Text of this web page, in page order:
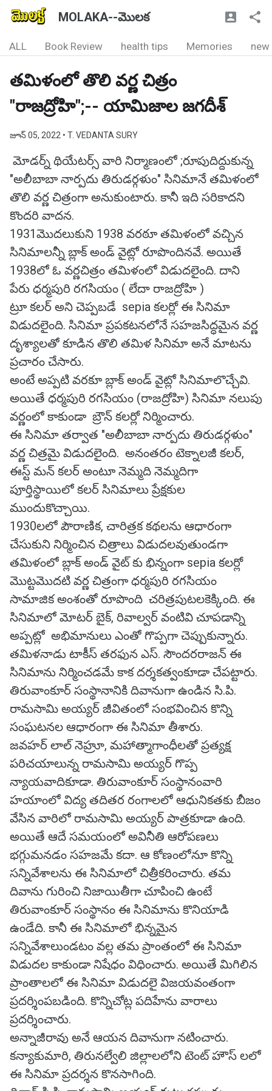
MOLAKA--మొలక
ALL Book Review health tips Memories new
తమిళంలో తొలి వర్ణ చిత్రం
"రాజద్రోహి";-- యామిజాల జగదీశ్
జూన్ 05, 2022 • T. VEDANTA SURY
మోడర్న్ థియేటర్స్ వారి నిర్మాణంలో ;రూపుదిద్దుకున్న
"అలీబాబా నార్పదు తిరుడర్గళుం" సినిమానే తమిళంలో
తొలి వర్ణ చిత్రంగా అనుకుంటారు. కానీ ఇది సరికాదని
కొందరి వాదన.
1931మొదలుకుని 1938 వరఠూ తమిళంలో వచ్చిన
సినిమాలన్నీ బ్లాక్ అండ్ వైట్లో రూపొందినవే. అయితే
1938లో ఓ వర్ణచిత్రం తమిళంలో విడుదలైంది. దాని
పేరు ధర్మపురి రగసియం ( లేదా రాజద్రోహి )
ట్రూ కలర్ అని చెప్పబడే sepia కలర్లో ఈ సినిమా
విడుదలైంది. సినిమా ప్రపకటనలోనే సహజసిద్ధమైన వర్ణ
దృశ్యాలతో కూడిన తొలి తమిళ సినిమా అనే మాటను
ప్రచారం చేసారు.
అంటే అప్పటి వరకూ బ్లాక్ అండ్ వైట్లో సినిమాలొచ్చేవి.
అయితే ధర్మపురి రగసియం (రాజద్రోహి) సినిమా నలుపు
వర్ణంలో కాకుండా బ్రౌన్ కలర్లో నిర్మించారు.
ఈ సినిమా తర్వాత "అలీబాబా నార్పదు తిరుడర్గళుం"
వర్ణ చిత్రమై విడుదలైంది. అనంతరం టెక్నాలజీ కలర్,
ఈస్ట్ మన్ కలర్ అంటూ నెమ్మది నెమ్మదిగా
పూర్తిస్థాయిలో కలర్ సినిమాలు ప్రేక్షకుల
ముందుకొచ్చాయి.
1930లలో పౌరాణిక, చారిత్రక కథలను ఆధారంగా
చేసుకుని నిర్మించిన చిత్రాలు విడుదలవుతుండగా
తమిళంలో బ్లాక్ అండ్ వైట్ కు భిన్నంగా sepia కలర్లో
మొట్టమొదటి వర్ణ చిత్రంగా ధర్మపురి రగసియం
సామాజిక అంశంతో రూపొంది చరిత్రపుటలకెక్కింది. ఈ
సినిమాలో మోటర్ బైక్, రివాల్వర్ వంటివి చూపడాన్ని
అప్పట్లో అభిమానులు ఎంతో గొప్పగా చెప్పుకున్నారు.
తమిళనాడు టాకీస్ తరఫున ఎస్. సౌందరరాజన్ ఈ
సినిమాను నిర్మించడమే కాక దర్శకత్వంకూడా చేపట్టారు.
తిరువాంకూర్ సంస్థానానికి దివానుగా ఉండిన సి.పి.
రామసామి అయ్యర్ జీవితంలో సంభవించిన కొన్ని
సంఘటనల ఆధారంగా ఈ సినిమా తీశారు.
జవహర్ లాల్ నెహ్రూ, మహాత్మాగాంధీలతో ప్రత్యక్ష
పరిచయాలున్న రామసామి అయ్యర్ గొప్ప
న్యాయవాదికూడా. తిరువాంకూర్ సంస్థానంవారి
హయాంలో విద్య తదితర రంగాలలో ఆధునికతకు బీజం
వేసిన వారిలో రామసామి అయ్యర్ పాత్రకూడా ఉంది.
అయితే ఆదే సమయంలో అవినీతి ఆరోపణలు
భగ్గుమనడం సహజమే కదా. ఆ కోణంలోనూ కొన్ని
సన్నివేశాలను ఈ సినిమాలో చిత్రీకరించారు. తమ
దివాను గురించి నిజాయితీగా చూపించి ఉంటే
తిరువాంకూర్ సంస్థానం ఈ సినిమాను కొనియాడి
ఉండేది. కానీ ఈ సినిమాలో భిన్నమైన
సన్నివేశాలుండటం వల్ల తమ ప్రాంతంలో ఈ సినిమా
విడుదల కాకుండా నిషేధం విధించారు. అయితే మిగిలిన
ప్రాంతాలలో ఈ సినిమా విడుదలై విజయవంతంగా
ప్రదర్శింపబడింది. కొన్నిచోట్ల పదిహేను వారాలు
ప్రదర్శించారు.
అన్నాజీరావు అనే ఆయన దివానుగా నటించారు.
కన్యాకుమారి, తిరునల్వేలి జిల్లాలలోని టెంట్ హౌస్ లలో
ఈ సినిమా ప్రదర్శన కొనసాగింది.